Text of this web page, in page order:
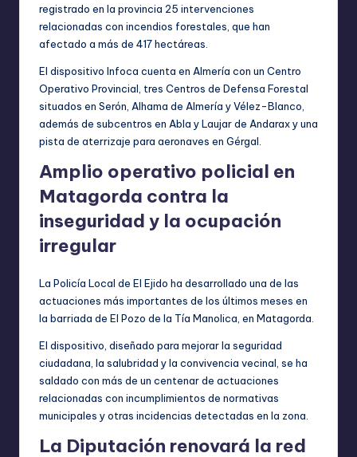
registrado en la provincia 25 intervenciones
relacionadas con incendios forestales, que han
afectado a más de 417 hectáreas.
El dispositivo Infoca cuenta en Almería con un Centro
Operativo Provincial, tres Centros de Defensa Forestal
situados en Serón, Alhama de Almería y Vélez-Blanco,
además de subcentros en Abla y Laujar de Andarax y una
pista de aterrizaje para aeronaves en Gérgal.
Amplio operativo policial en
Matagorda contra la
inseguridad y la ocupación
irregular
La Policía Local de El Ejido ha desarrollado una de las
actuaciones más importantes de los últimos meses en
la barriada de El Pozo de la Tía Manolica, en Matagorda.
El dispositivo, diseñado para mejorar la seguridad
ciudadana, la salubridad y la convivencia vecinal, se ha
saldado con más de un centenar de actuaciones
relacionadas con incumplimientos de normativas
municipales y otras incidencias detectadas en la zona.
La Diputación renovará la red